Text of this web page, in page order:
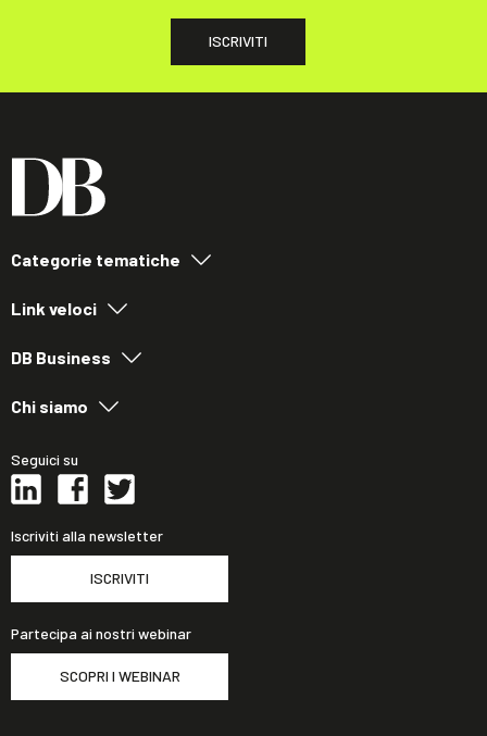
ISCRIVITI
Categorie tematiche
Link veloci
DB Business
Chi siamo
Seguici su
Iscriviti alla newsletter
ISCRIVITI
Partecipa ai nostri webinar
SCOPRI I WEBINAR